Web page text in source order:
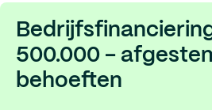
500.000 -
behoeften